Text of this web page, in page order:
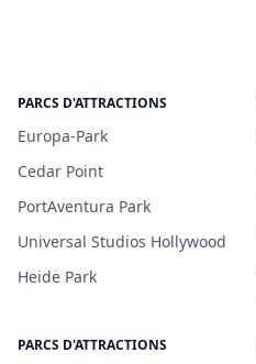
PARCS D'ATTRACTIONS
Europa-Park
Cedar Point
PortAventura Park
Universal Studios Hollywood
Heide Park
PARCS D'ATTRACTIONS